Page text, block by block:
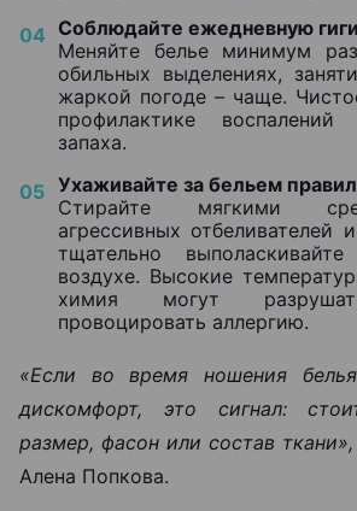
Соблюдайте ежедневную
Меняйте белье минимум
обильных выделениях,
жаркой погоде – чаще.
профилактике
запаха.
Ухаживайте за бельем
Стирайте мягкими
агрессивных отбеливателей
тщательно
воздухе. Высокие
химия могут
провоцировать аллергию.
«Если во время ношения
дискомфорт, это сигнал:
размер, фасон или состав ткани»,
Алена Попкова.